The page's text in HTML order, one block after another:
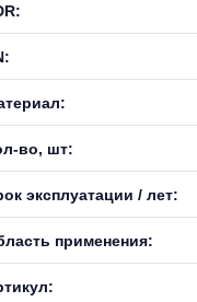
во, шт:
эксплуатации / лет:
применения: